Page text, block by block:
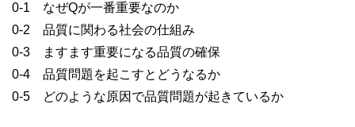
0-1 なぜQが一番重要なのか
0-2 品質に関わる社会の仕組み
0-3 ますます重要になる品質の確保
0-4 品質問題を起こすとどうなるか
0-5 どのような原因で品質問題が起きているか